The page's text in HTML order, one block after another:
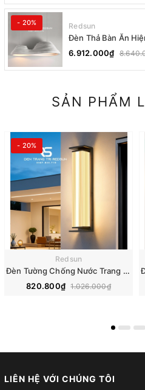
- 20% Redsun
Đèn Thả Bàn Ăn
Cách Nhật Bản
6.912.000₫
SẢN PHẨM
- 20%
Redsun
Đèn Tường Chống Nước Trang Trí Ngoài Trời Nhà Hàng, Khách Sạn, Biệt Thự, Sân Vườn DTOD-001
820.800₫ 1.026.000₫
LIÊN HỆ VỚI CHÚNG TÔI